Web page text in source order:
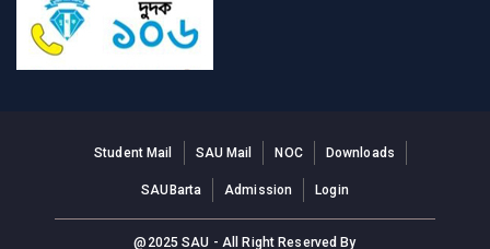
Student Mail SAU Mail NOC Downloads
SAUBarta Admission Login
@2025 SAU - All Right Reserved By